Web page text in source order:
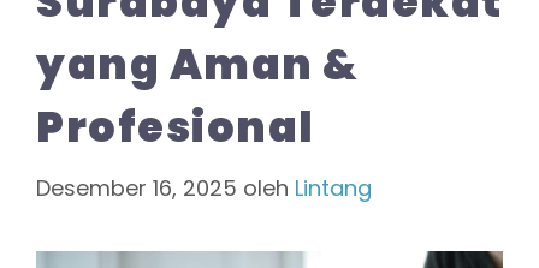
yang Aman &
Profesional
Desember 16, 2025 oleh Lintang